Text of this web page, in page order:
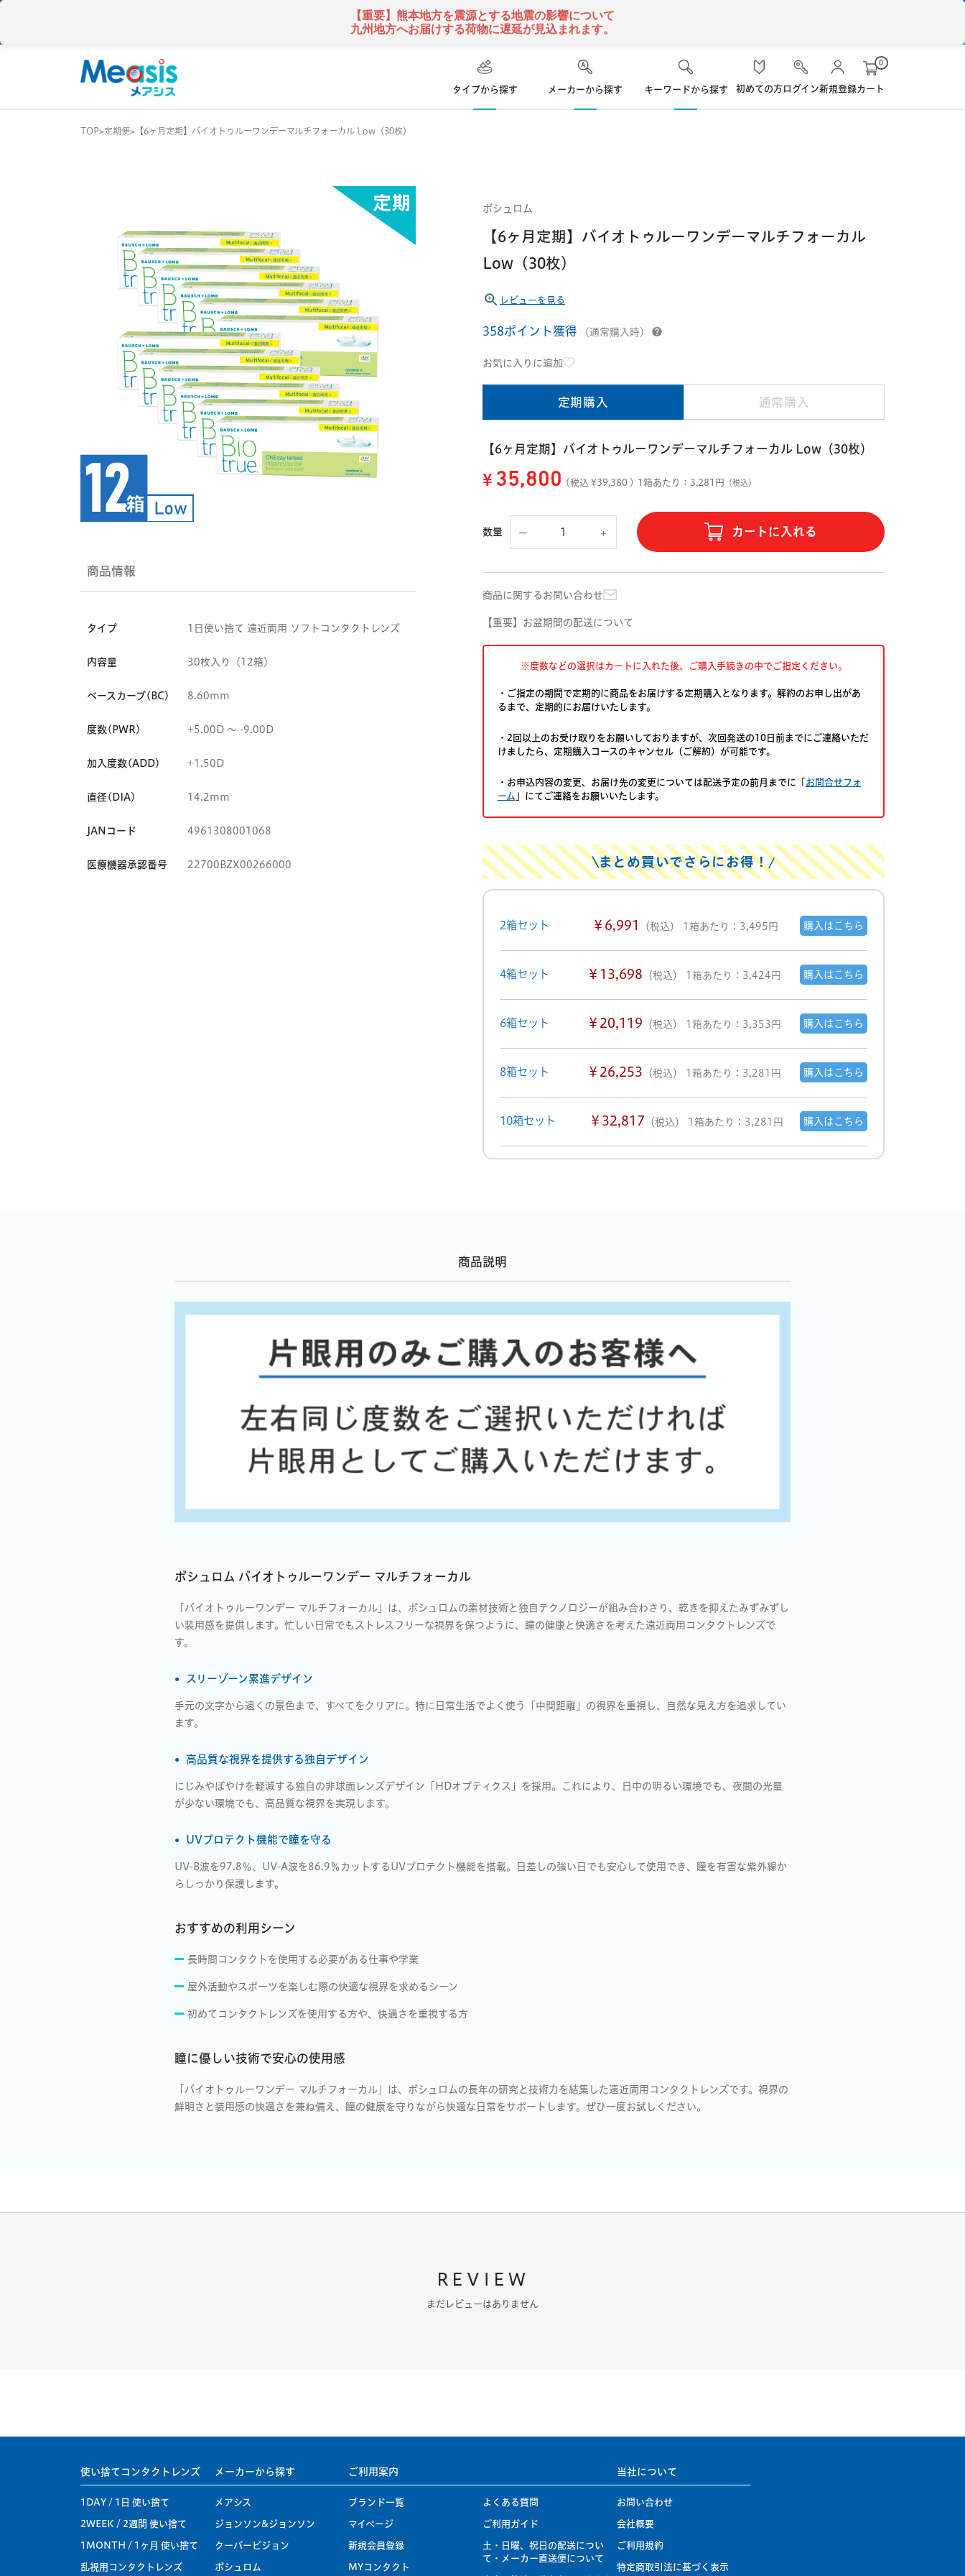
【重要】熊本地方を震源とする地震の影響について
九州地方へお届けする荷物に遅延が見込まれます。
タイプから探す メーカーから探す キーワードから探す 初めての方ログイン新規登録カート
0
1MONTH / 1ヶ月 使い捨て
乱視用コンタクトレンズ
遠近両用
定期便
クーパービジョン
メニコン アイレ 東レ
TOP 定期便 【6ヶ月定期】バイオトゥルーワンデーマルチフォーカル Low（30枚）
商品情報
タイプ 1日使い捨て 遠近両用 ソフトコンタクトレンズ
内容量 30枚入り（12箱）
ベースカーブ(BC) 8.60mm
度数(PWR) +5.00D 〜 -9.00D
加入度数(ADD) +1.50D
直径(DIA) 14.2mm
JANコード 4961308001068
医療機器承認番号 22700BZX00266000
ボシュロム
【6ヶ月定期】バイオトゥルーワンデーマルチフォーカル
Low（30枚）
レビューを見る
358ポイント獲得 （通常購入時）
お気に入りに追加
定期購入 通常購入
【6ヶ月定期】バイオトゥルーワンデーマルチフォーカル Low（30枚）
¥ 35,800 (税込 ¥39,380 ) 1箱あたり：3,281円 （税込）
数量 カートに入れる
商品に関するお問い合わせ
【重要】お盆期間の配送について
※度数などの選択はカートに入れた後、ご購入手続きの中でご指定ください。
・ご指定の期間で定期的に商品をお届けする定期購入となります。解約のお申し出があ
るまで、定期的にお届けいたします。
・2回以上のお受け取りをお願いしておりますが、次回発送の10日前までにご連絡いただ
けましたら、定期購入コースのキャンセル（ご解約）が可能です。
・お申込内容の変更、お届け先の変更については配送予定の前月までに「お問合せフォ
ーム 」にてご連絡をお願いいたします。
まとめ買いでさらにお得！
2箱セット ￥6,991 （税込） 1箱あたり：3,495円 購入はこちら
4箱セット ￥13,698 （税込） 1箱あたり：3,424円 購入はこちら
6箱セット ￥20,119 （税込） 1箱あたり：3,353円 購入はこちら
8箱セット ￥26,253 （税込） 1箱あたり：3,281円 購入はこちら
10箱セット ￥32,817 （税込） 1箱あたり：3,281円 購入はこちら
商品説明
ボシュロム バイオトゥルーワンデー マルチフォーカル
「バイオトゥルーワンデー マルチフォーカル」は、ボシュロムの素材技術と独自テクノロジーが組み合わさり、乾きを抑えたみずみずし
い装用感を提供します。忙しい日常でもストレスフリーな視界を保つように、瞳の健康と快適さを考えた遠近両用コンタクトレンズで
す。
スリーゾーン累進デザイン
手元の文字から遠くの景色まで、すべてをクリアに。特に日常生活でよく使う「中間距離」の視界を重視し、自然な見え方を追求してい
ます。
高品質な視界を提供する独自デザイン
にじみやぼやけを軽減する独自の非球面レンズデザイン「HDオプティクス」を採用。これにより、日中の明るい環境でも、夜間の光量
が少ない環境でも、高品質な視界を実現します。
UVプロテクト機能で瞳を守る
UV-B波を97.8％、UV-A波を86.9％カットするUVプロテクト機能を搭載。日差しの強い日でも安心して使用でき、瞳を有害な紫外線か
らしっかり保護します。
おすすめの利用シーン
長時間コンタクトを使用する必要がある仕事や学業
屋外活動やスポーツを楽しむ際の快適な視界を求めるシーン
初めてコンタクトレンズを使用する方や、快適さを重視する方
瞳に優しい技術で安心の使用感
「バイオトゥルーワンデー マルチフォーカル」は、ボシュロムの長年の研究と技術力を結集した遠近両用コンタクトレンズです。視界の
鮮明さと装用感の快適さを兼ね備え、瞳の健康を守りながら快適な日常をサポートします。ぜひ一度お試しください。
REVIEW
まだレビューはありません
使い捨てコンタクトレンズ
1DAY / 1日 使い捨て
2WEEK / 2週間 使い捨て
1MONTH / 1ヶ月 使い捨て
乱視用コンタクトレンズ
メーカーから探す
メアシス
ジョンソン&ジョンソン
クーパービジョン
ボシュロム
ご利用案内
ブランド一覧
マイページ
新規会員登録
MYコンタクト
よくある質問
ご利用ガイド
土・日曜、祝日の配送につい
て・メーカー直送便について
当社について
お問い合わせ
会社概要
ご利用規約
特定商取引法に基づく表示